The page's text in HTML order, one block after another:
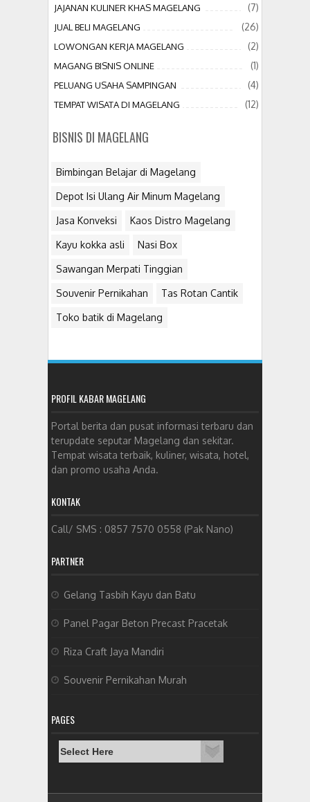
JAJANAN KULINER KHAS MAGELANG (7)
JUAL BELI MAGELANG (26)
LOWONGAN KERJA MAGELANG (2)
MAGANG BISNIS ONLINE (1)
PELUANG USAHA SAMPINGAN (4)
TEMPAT WISATA DI MAGELANG (12)
BISNIS DI MAGELANG
Bimbingan Belajar di Magelang
Depot Isi Ulang Air Minum Magelang
Jasa Konveksi Kaos Distro Magelang
Kayu kokka asli Nasi Box
Sawangan Merpati Tinggian
Souvenir Pernikahan Tas Rotan Cantik
Toko batik di Magelang
PROFIL KABAR MAGELANG
Portal berita dan pusat informasi terbaru dan
terupdate seputar Magelang dan sekitar.
Tempat wisata terbaik, kuliner, wisata, hotel,
dan promo usaha Anda.
KONTAK
Call/ SMS : 0857 7570 0558 (Pak Nano)
PARTNER
Gelang Tasbih Kayu dan Batu
Panel Pagar Beton Precast Pracetak
Riza Craft Jaya Mandiri
Souvenir Pernikahan Murah
PAGES